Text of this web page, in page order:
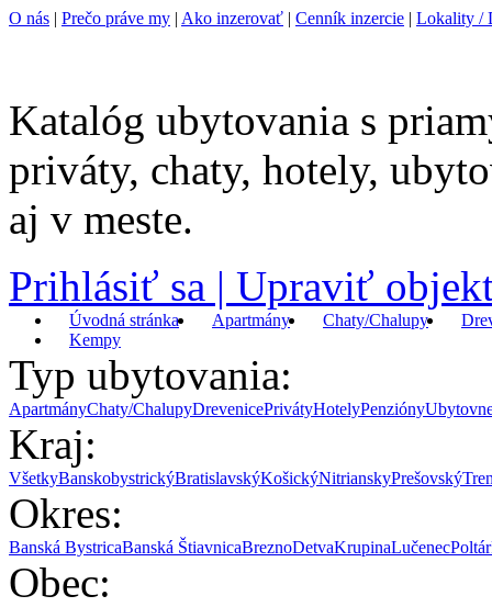
O nás | Prečo práve my | Ako inzerovať | Cenník inzercie | Lokality /
Katalóg ubytovania s
priváty, chaty, hotely,
aj v meste.
Prihlásiť sa | Upraviť
Úvodná stránka Apartmány Chaty/Chalupy
Kempy
Typ ubytovania:
ApartmányChaty/ChalupyDrevenicePrivátyHotelyPenzióny
Kraj:
VšetkyBanskobystrickýBratislavskýKošickýNitrianskyPrešovský
Okres:
Banská BystricaBanská ŠtiavnicaBreznoDetvaKrupinaLučenecPoltár
Obec: